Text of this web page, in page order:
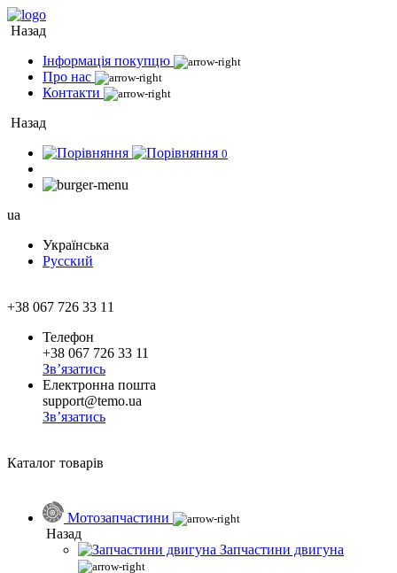
Назад
Інформація покупцю
Про нас
Контакти
Назад
0
ua
Українська
Русский
+38 067 726 33 11
Телефон
+38 067 726 33 11
Зв’язатись
Електронна пошта
support@temo.ua
Зв’язатись
Каталог товарів
Мотозапчастини
Назад
Запчастини двигуна